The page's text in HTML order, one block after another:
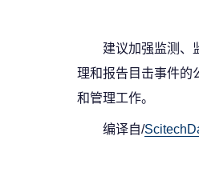
建议加强监测、
理和报告目击事件的
和管理工作。
编译自/